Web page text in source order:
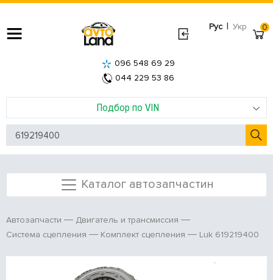
Рус | Укр
Подбор по VIN
096 548 69 29
044 229 53 86
0
Каталог автозапчастин
Автозапчасти
Двигатель и трансмиссия
Система сцепления
Комплект сцепления Luk 619219400